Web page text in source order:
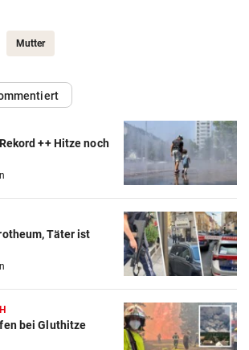
Mutter
++ Hitze noch
Täter ist
bei Gluthitze